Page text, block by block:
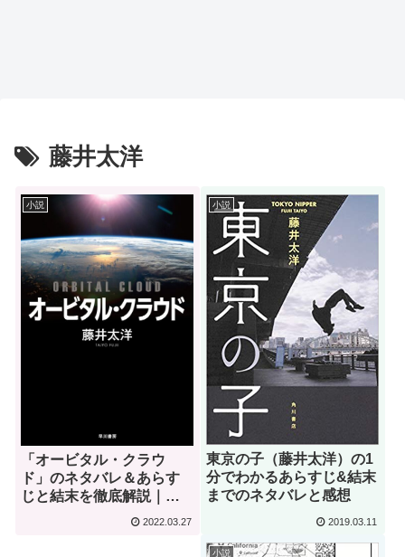
藤井太洋
小説
「オービタル・クラウ
ド」のネタバレ＆あらす
じと結末を徹底解説｜藤
2022.03.27
小説
東京の子（藤井太洋）の1
分でわかるあらすじ&結末
までのネタバレと感想
2019.03.11
小説